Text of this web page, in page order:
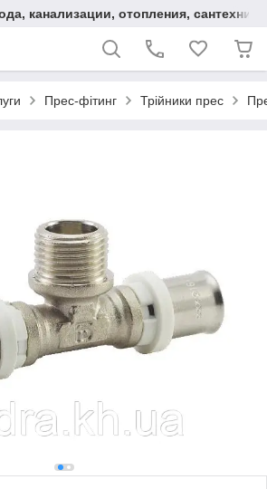
канализации, отопления, сантехники
Прес-фітинг Трійники прес